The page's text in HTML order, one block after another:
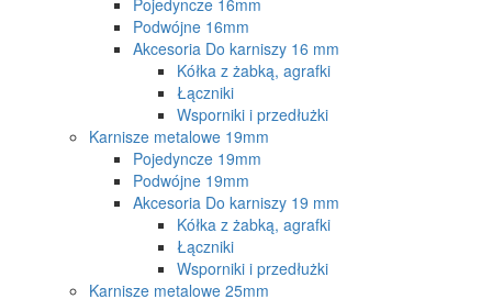
Pojedyncze 16mm
Podwójne 16mm
Akcesoria Do karniszy 16 mm
Kółka z żabką, agrafki
Łączniki
Wsporniki i przedłużki
Karnisze metalowe 19mm
Pojedyncze 19mm
Podwójne 19mm
Akcesoria Do karniszy 19 mm
Kółka z żabką, agrafki
Łączniki
Wsporniki i przedłużki
Karnisze metalowe 25mm